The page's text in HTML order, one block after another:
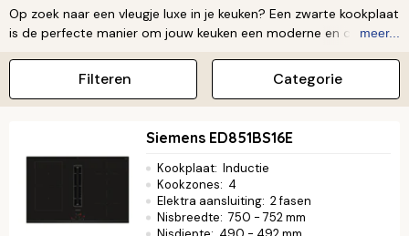
Op zoek naar een vleugje luxe in je keuken? Een zwarte kookplaat
is de perfecte manier om jouw keuken een moderne en chique
of gas, een zwarte kookplaat is altijd een stijlvolle keuze. Bij
Keukenloods hebben we een groot assortiment zwarte
kookplaten van topmerken, en dat voor de beste prijzen! Ben je
er klaar voor om jouw keuken naar een hoger niveau te tillen?
Ontdek ons aanbod en vind de zwarte kookplaat die perfect bij
jou en je keuken past.
meer...
Categorie
Filteren
Siemens ED851BS16E
Kookplaat: Inductie
Kookzones: 4
Elektra aansluiting: 2 fasen
Nisbreedte: 750 - 752 mm